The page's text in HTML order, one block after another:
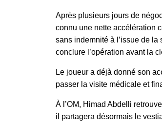
Après plusieurs jours de
connu une nette accélération
sans indemnité à l’issue de
conclure l’opération avant la
Le joueur a déjà donné son
passer la visite médicale et
À l’OM, Himad Abdelli
il partagera désormais le